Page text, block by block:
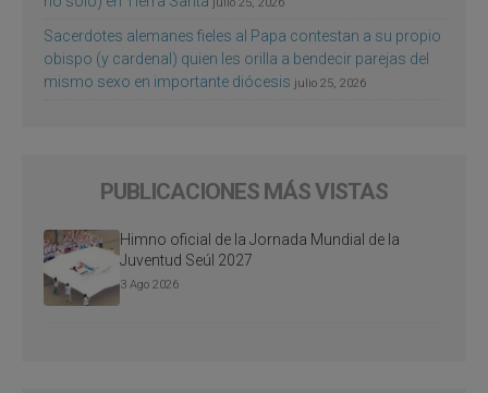
Sacerdotes alemanes fieles al Papa contestan a su propio
obispo (y cardenal) quien les orilla a bendecir parejas del
mismo sexo en importante diócesis julio 25, 2026
PUBLICACIONES MÁS VISTAS
Himno oficial de la Jornada Mundial de la
Juventud Seúl 2027
3 Ago 2026